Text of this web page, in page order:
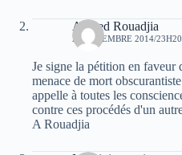
Ahmed Rouadjia
20 DÉCEMBRE 2014/23H20
Je signe la pétition en faveur
menace de mort
appelle à toutes les
contre ces procédés d'un
A Rouadjia